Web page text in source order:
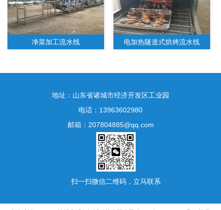
净菜加工流水线 电加热隧道式烘烤流水线
水果净菜加工生产线
地址：山东省诸城市经济开发区工业园
电话：13963602980
邮箱：207804885@qq.com
扫一扫微信二维码，立马联系